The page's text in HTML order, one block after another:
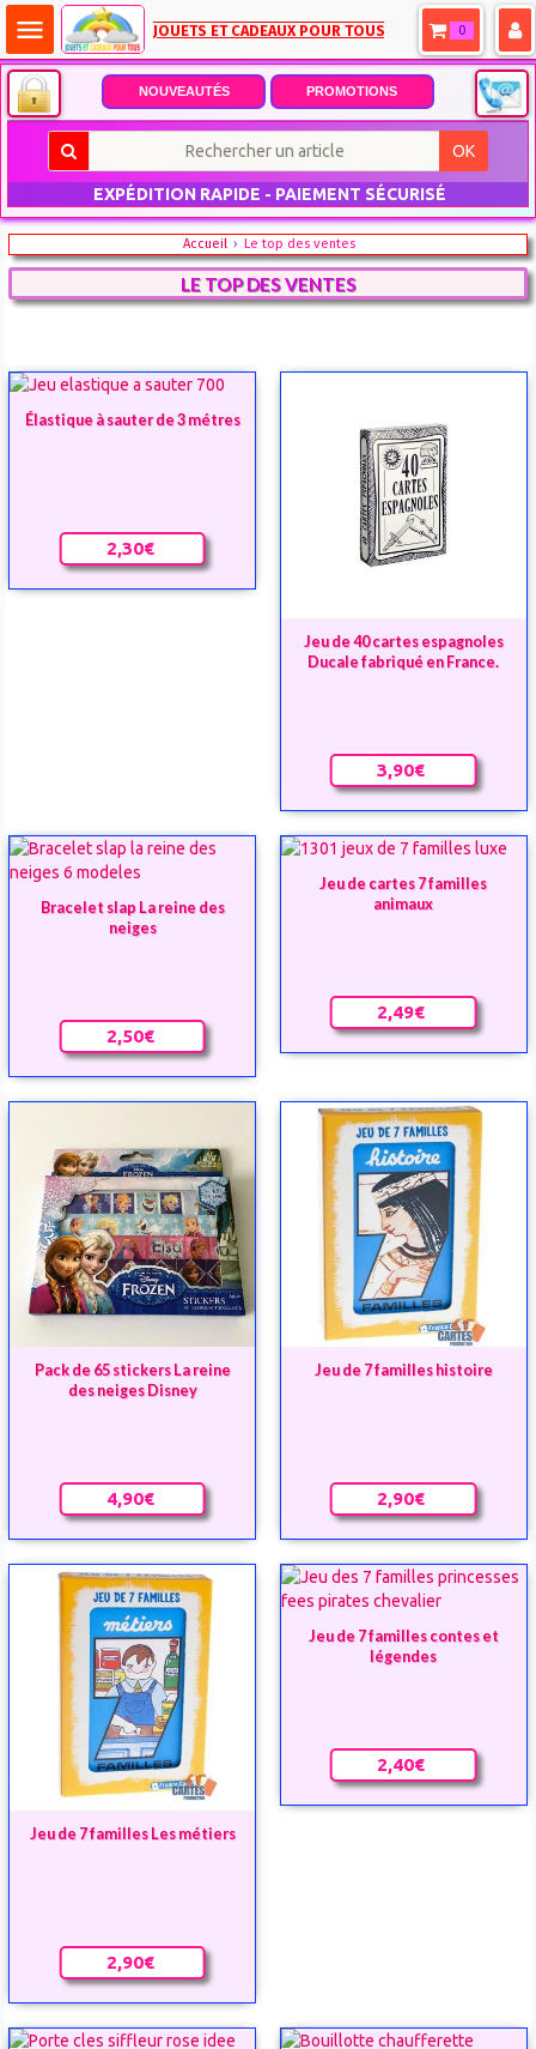
NOUVEAUTÉS PROMOTIONS
OK
EXPÉDITION RAPIDE - PAIEMENT SÉCURISÉ
menu JOUETS ET CADEAUX POUR TOUS 0
Accueil Le top des ventes
LE TOP DES VENTES
Élastique à sauter de 3 métres
2,30€
Jeu de 40 cartes espagnoles
Ducale fabriqué en France.
3,90€
Bracelet slap La reine des
neiges
2,50€
Jeu de cartes 7 familles
animaux
2,49€
Pack de 65 stickers La reine
des neiges Disney
4,90€
Jeu de 7 familles histoire
2,90€
Jeu de 7 familles Les métiers
2,90€
Jeu de 7 familles contes et
légendes
2,40€